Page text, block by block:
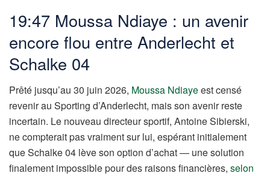
19:47 Moussa Ndiaye : un avenir
encore flou entre Anderlecht et
Schalke 04
Prêté jusqu’au 30 juin 2026, Moussa Ndiayeest censé
revenir au Sporting d’Anderlecht, mais son avenir reste
incertain. Le nouveau directeur sportif, Antoine Sibierski,
ne compterait pas vraiment sur lui, espérant initialement
que Schalke 04 lève son option d’achat — une solution
finalement impossible pour des raisons financières, selon